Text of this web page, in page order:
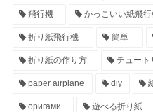
飛行機 かっこいい紙飛
折り紙飛行機 簡単
折り紙の作り方 チュート
paper airplane diy
оригами 遊べる折り紙